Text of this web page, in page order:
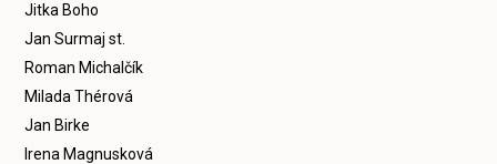
Jitka Boho
Jan Surmaj st.
Roman Michalčík
Milada Thérová
Jan Birke
Irena Magnusková